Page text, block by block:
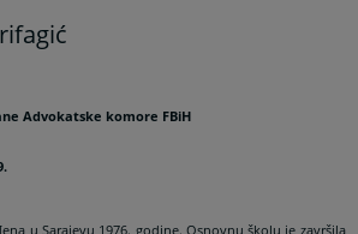
Advokatske komore FBiH
u Sarajevu 1976. godine. Osnovnu školu je završila